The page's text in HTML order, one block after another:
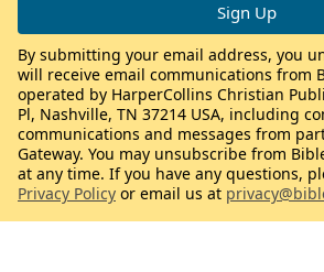
By submitting your email address, you
will receive email communications from
operated by HarperCollins Christian
Pl, Nashville, TN 37214 USA, including
communications and messages from
Gateway. You may unsubscribe from
at any time. If you have any questions,
Privacy Policy or email us at